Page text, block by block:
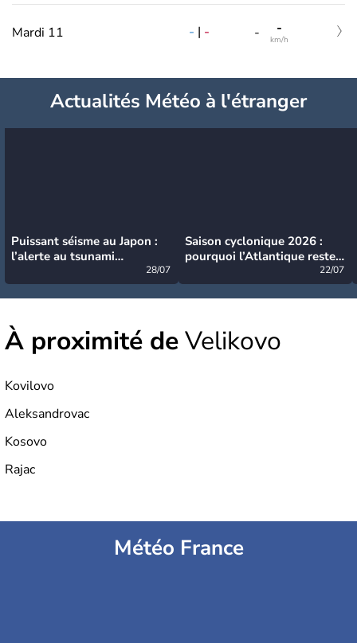
Mardi 11 - | - - -
km/h
Actualités Météo à l'étranger
Puissant séisme au Japon :
l’alerte au tsunami
28/07
Saison cyclonique 2026 :
pourquoi l’Atlantique reste
22/07
À proximité deVelikovo
Kovilovo
Aleksandrovac
Kosovo
Rajac
Météo France